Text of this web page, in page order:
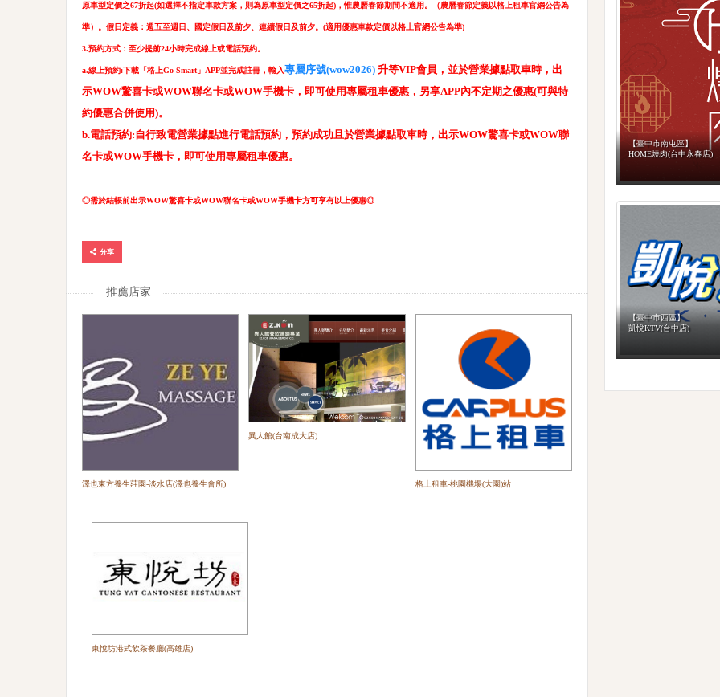
原車型定價之67折起(如選擇不指定車款方案，則為原車型定價之65折起)，惟農曆春節期間不適用。（農曆春節定義以格上租車官網公告為
準）。假日定義：週五至週日、國定假日及前夕、連續假日及前夕。(適用優惠車款定價以格上官網公告為準)
3.預約方式：至少提前24小時完成線上或電話預約。
a.線上預約:下載「格上Go Smart」APP並完成註冊，輸入專屬序號(wow2026) 升等VIP會員，並於營業據點取車時，出
示WOW驚喜卡或WOW聯名卡或WOW手機卡，即可使用專屬租車優惠，另享APP內不定期之優惠(可與特
約優惠合併使用)。
b.電話預約:自行致電營業據點進行電話預約，預約成功且於營業據點取車時，出示WOW驚喜卡或WOW聯
名卡或WOW手機卡，即可使用專屬租車優惠。
◎需於結帳前出示WOW驚喜卡或WOW聯名卡或WOW手機卡方可享有以上優惠◎
分享
推薦店家
澤也東方養生莊園-淡水店(澤也養生會所)
異人館(台南成大店)
格上租車-桃園機場(大園)站
東悅坊港式飲茶餐廳(高雄店)
【臺中市南屯區】
HOME燒肉(台中永春店)
【臺中市西區】
凱悅KTV(台中店)